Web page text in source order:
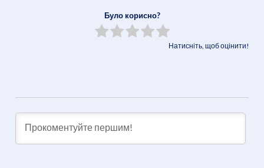
Було корисно?
Натисніть, щоб оцінити!